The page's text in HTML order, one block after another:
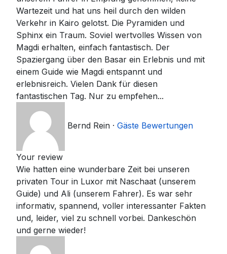
Wartezeit und hat uns heil durch den wilden
Verkehr in Kairo gelotst. Die Pyramiden und
Sphinx ein Traum. Soviel wertvolles Wissen von
Magdi erhalten, einfach fantastisch. Der
Spaziergang über den Basar ein Erlebnis und mit
einem Guide wie Magdi entspannt und
erlebnisreich. Vielen Dank für diesen
fantastischen Tag. Nur zu empfehen...
Bernd Rein · Gäste Bewertungen
Your review
Wie hatten eine wunderbare Zeit bei unseren
privaten Tour in Luxor mit Naschaat (unserem
Guide) und Ali (unserem Fahrer). Es war sehr
informativ, spannend, voller interessanter Fakten
und, leider, viel zu schnell vorbei. Dankeschön
und gerne wieder!